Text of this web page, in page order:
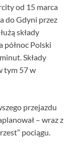
od 15 marca
do Gdyni przez
składy
północ Polski
Składy
tym 57 w
przejazdu
– wraz z
pociągu.